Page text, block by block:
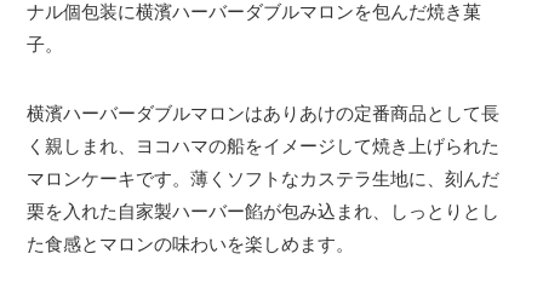
ナル個包装に横濱ハーバーダブルマロンを包んだ焼き菓
子。
横濱ハーバーダブルマロンはありあけの定番商品として長
く親しまれ、ヨコハマの船をイメージして焼き上げられた
マロンケーキです。薄くソフトなカステラ生地に、刻んだ
栗を入れた自家製ハーバー餡が包み込まれ、しっとりとし
た食感とマロンの味わいを楽しめます。